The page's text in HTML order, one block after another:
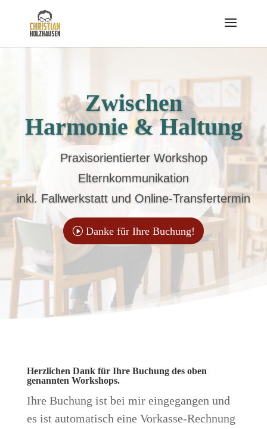
Zwischen
Harmonie & Haltung
Praxisorientierter Workshop
Elternkommunikation
inkl. Fallwerkstatt und Online-Transfertermin
Danke für Ihre Buchung!
Herzlichen Dank für Ihre Buchung des oben
genannten Workshops.
Ihre Buchung ist bei mir eingegangen und
es ist automatisch eine Vorkasse-Rechnung